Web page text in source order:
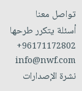
تواصل معنا
أسئلة يتكرر طرحها
+96171172802
info@nwf.com
نشرة الإصدارات